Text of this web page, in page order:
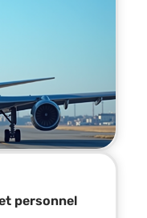
personnel